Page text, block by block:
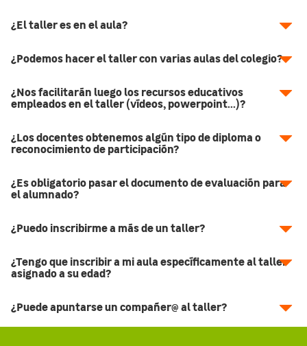
¿El taller es en el aula?
¿Podemos hacer el taller con varias aulas del colegio?
¿Nos facilitarán luego los recursos educativos
empleados en el taller (vídeos, powerpoint...)?
¿Los docentes obtenemos algún tipo de diploma o
reconocimiento de participación?
¿Es obligatorio pasar el documento de evaluación para
el alumnado?
¿Puedo inscribirme a más de un taller?
¿Tengo que inscribir a mi aula específicamente al taller
asignado a su edad?
¿Puede apuntarse un compañer@ al taller?